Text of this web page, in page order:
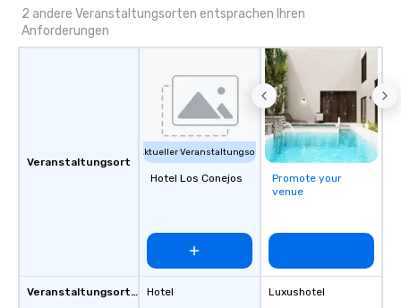
immersive journeys designed to meet
the needs of discerning clients.
2 andere Veranstaltungsorten entsprachen Ihren
Anforderungen
Veranstaltungsort
Veranstaltungsortstyp
Aktueller Veranstaltungsort
Hotel Los Conejos
Hotel
Promote your
venue
Luxushotel